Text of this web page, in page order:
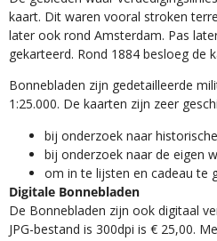
kaart. Dit waren vooral stroken
later ook rond Amsterdam. Pas
gekarteerd. Rond 1884 besloeg de
Bonnebladen zijn gedetailleerde
1:25.000. De kaarten zijn zeer
​bij onderzoek naar
bij onderzoek naar de eigen
om in te lijsten en cadeau te
Digitale Bonnebladen
De Bonnebladen zijn ook digitaal
JPG-bestand is 300dpi is € 25,00.